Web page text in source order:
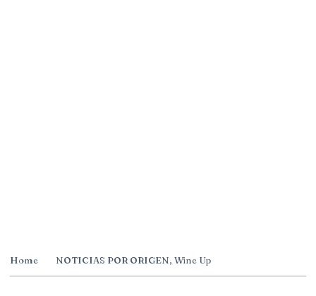
Home NOTICIAS POR ORIGEN, Wine Up